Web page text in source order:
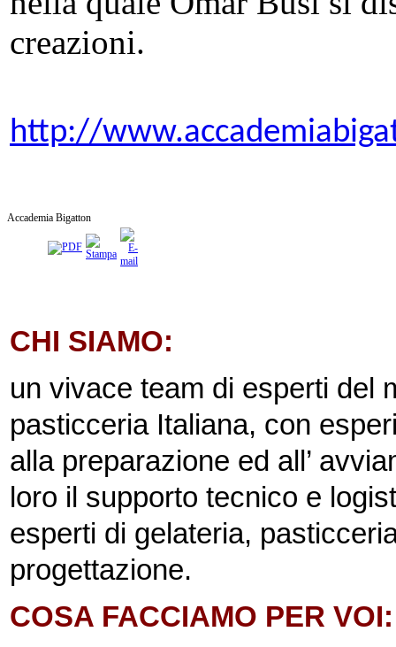
creazioni.
http://
Accademia Bigatton
CHI SIAMO:
un vivace team di esperti del
pasticceria Italiana, con
alla preparazione ed all’
loro il supporto tecnico e
esperti di gelateria,
progettazione.
COSA FACCIAMO PER